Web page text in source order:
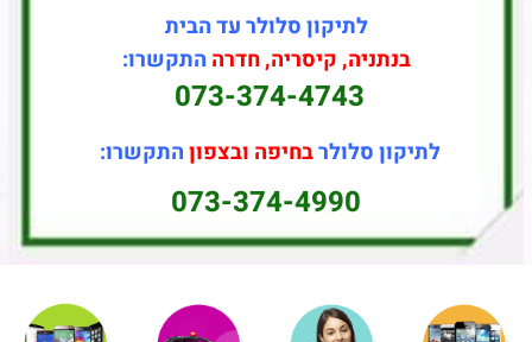
לתיקון סלולר עד הבית
בנתניה, קיסריה, חדרה התקשרו:
073-374-4743
לתיקון סלולרבחיפה ובצפוןהתקשרו:
073-374-4990